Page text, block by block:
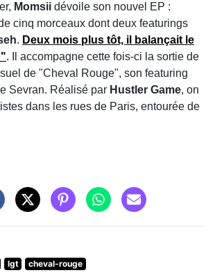
Momsii dévoile son nouvel EP :
cinq morceaux dont deux featurings
. Deux mois plus tôt, il balançait le
. Il accompagne cette fois-ci la sortie de
de "Cheval Rouge", son featuring
Sevran. Réalisé par Hustler Game, on
dans les rues de Paris, entourée de
lgt cheval-rouge